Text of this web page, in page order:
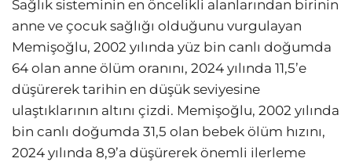
Sağlık sisteminin en öncelikli alanlarından birinin
anne ve çocuk sağlığı olduğunu vurgulayan
Memişoğlu, 2002 yılında yüz bin canlı doğumda
64 olan anne ölüm oranını, 2024 yılında 11,5’e
düşürerek tarihin en düşük seviyesine
ulaştıklarının altını çizdi. Memişoğlu, 2002 yılında
bin canlı doğumda 31,5 olan bebek ölüm hızını,
2024 yılında 8,9’a düşürerek önemli ilerleme